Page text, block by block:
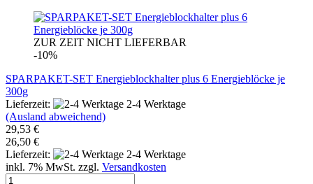
ZUR ZEIT NICHT LIEFERBAR
-10%
SPARPAKET-SET Energieblockhalter plus 6 Energieblöcke je
300g
Lieferzeit:
2-4 Werktage
(Ausland abweichend)
29,53 €
26,50 €
Lieferzeit:
2-4 Werktage
inkl. 7% MwSt. zzgl. Versandkosten